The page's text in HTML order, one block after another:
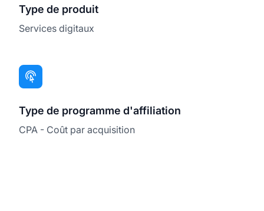
Type de produit
Services digitaux
Type de programme d'affiliation
CPA - Coût par acquisition